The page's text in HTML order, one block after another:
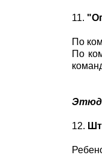
11.
По
По
12.